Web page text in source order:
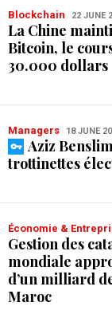
Blockchain 22 JUNE
La Chine
Bitcoin, le
30.000 dollars
Managers 18 JUNE
Aziz
trottinettes
Économie &
Gestion des
mondiale
d’un milliard
Maroc